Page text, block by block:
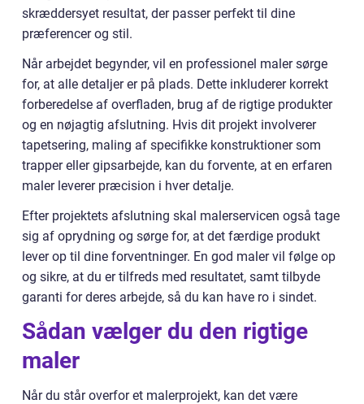
skræddersyet resultat, der passer perfekt til dine
præferencer og stil.
Når arbejdet begynder, vil en professionel maler sørge
for, at alle detaljer er på plads. Dette inkluderer korrekt
forberedelse af overfladen, brug af de rigtige produkter
og en nøjagtig afslutning. Hvis dit projekt involverer
tapetsering, maling af specifikke konstruktioner som
trapper eller gipsarbejde, kan du forvente, at en erfaren
maler leverer præcision i hver detalje.
Efter projektets afslutning skal malerservicen også tage
sig af oprydning og sørge for, at det færdige produkt
lever op til dine forventninger. En god maler vil følge op
og sikre, at du er tilfreds med resultatet, samt tilbyde
garanti for deres arbejde, så du kan have ro i sindet.
Sådan vælger du den rigtige
maler
Når du står overfor et malerprojekt, kan det være